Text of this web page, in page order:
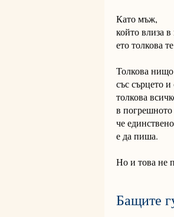
Като мъж,
който влиза
ето толкова
Толкова
със сърцето
толкова
в
че
е да пиша.
Но и това не
Бащите